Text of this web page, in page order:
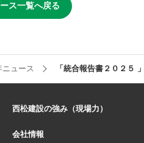
ス一覧へ戻る
ニュース 「統合報告書２０２５
西松建設の強み（現場力）
会社情報